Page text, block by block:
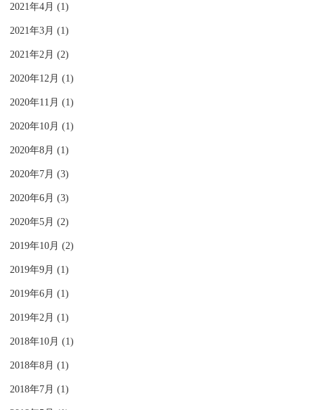
2021年4月 (1)
2021年3月 (1)
2021年2月 (2)
2020年12月 (1)
2020年11月 (1)
2020年10月 (1)
2020年8月 (1)
2020年7月 (3)
2020年6月 (3)
2020年5月 (2)
2019年10月 (2)
2019年9月 (1)
2019年6月 (1)
2019年2月 (1)
2018年10月 (1)
2018年8月 (1)
2018年7月 (1)